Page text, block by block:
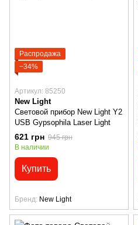
Распродажа
−34%
Артикул: 85250
New Light
Световой прибор New Light Y2
USB Gypsophila Laser Light
621 грн 945 грн
В наличии
Купить
Бренд New Light